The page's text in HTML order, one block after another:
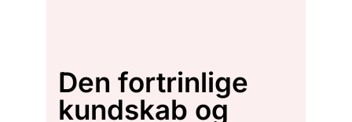
Den fortrinlige
kundskab og